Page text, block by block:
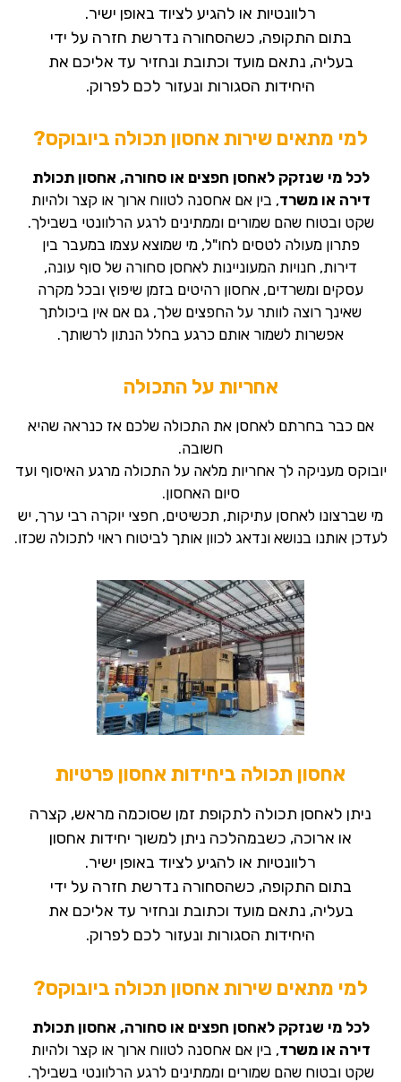
רלוונטיות או להגיע לציוד באופן ישיר.
בתום התקופה, כשהסחורה נדרשת חזרה על ידי
בעליה, נתאם מועד וכתובת ונחזיר עד אליכם את
היחידות הסגורות ונעזור לכם לפרוק.
למי מתאים שירות אחסון תכולה ביובוקס?
לכל מי שנזקק לאחסן חפצים או סחורה, אחסון תכולת
דירה או משרד, בין אם אחסנה לטווח ארוך או קצר ולהיות
שקט ובטוח שהם שמורים וממתינים לרגע הרלוונטי בשבילך.
פתרון מעולה לטסים לחו"ל, מי שמוצא עצמו במעבר בין
דירות, חנויות המעוניינות לאחסן סחורה של סוף עונה,
עסקים ומשרדים, אחסון רהיטים בזמן שיפוץ ובכל מקרה
שאינך רוצה לוותר על החפצים שלך, גם אם אין ביכולתך
אפשרות לשמור אותם כרגע בחלל הנתון לרשותך.
אחריות על התכולה
אם כבר בחרתם לאחסן את התכולה שלכם אז כנראה שהיא
חשובה.
יובוקס מעניקה לך אחריות מלאה על התכולה מרגע האיסוף ועד
סיום האחסון.
מי שברצונו לאחסן עתיקות, תכשיטים, חפצי יוקרה רבי ערך, יש
לעדכן אותנו בנושא ונדאג לכוון אותך לביטוח ראוי לתכולה שכזו.
אחסון תכולה ביחידות אחסון פרטיות
ניתן לאחסן תכולה לתקופת זמן שסוכמה מראש, קצרה
או ארוכה, כשבמהלכה ניתן למשוך יחידות אחסון
רלוונטיות או להגיע לציוד באופן ישיר.
בתום התקופה, כשהסחורה נדרשת חזרה על ידי
בעליה, נתאם מועד וכתובת ונחזיר עד אליכם את
היחידות הסגורות ונעזור לכם לפרוק.
למי מתאים שירות אחסון תכולה ביובוקס?
לכל מי שנזקק לאחסן חפצים או סחורה, אחסון תכולת
דירה או משרד, בין אם אחסנה לטווח ארוך או קצר ולהיות
שקט ובטוח שהם שמורים וממתינים לרגע הרלוונטי בשבילך.